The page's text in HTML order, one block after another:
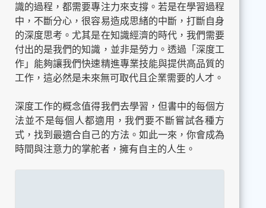
識的過程，都需要專注力來支撐。若是在學習過程
中，不斷分心，很容易造成思緒的中斷，打斷自身
的深度思考。尤其是在知識經濟的時代，我們需要
付出的是我們的知識，並非是勞力。透過「深度工
作」能夠讓我們快速精進專業技能與提供高品質的
工作，這必然是未來無可取代且企業需要的人才。
深度工作的概念值得我們去學習，但書中的每個方
法並不是每個人都適用，我們要不斷嘗試各種方
式，找到最適合自己的方法。如此一來，你會成為
時間與注意力的掌舵者，擁有自主的人生。